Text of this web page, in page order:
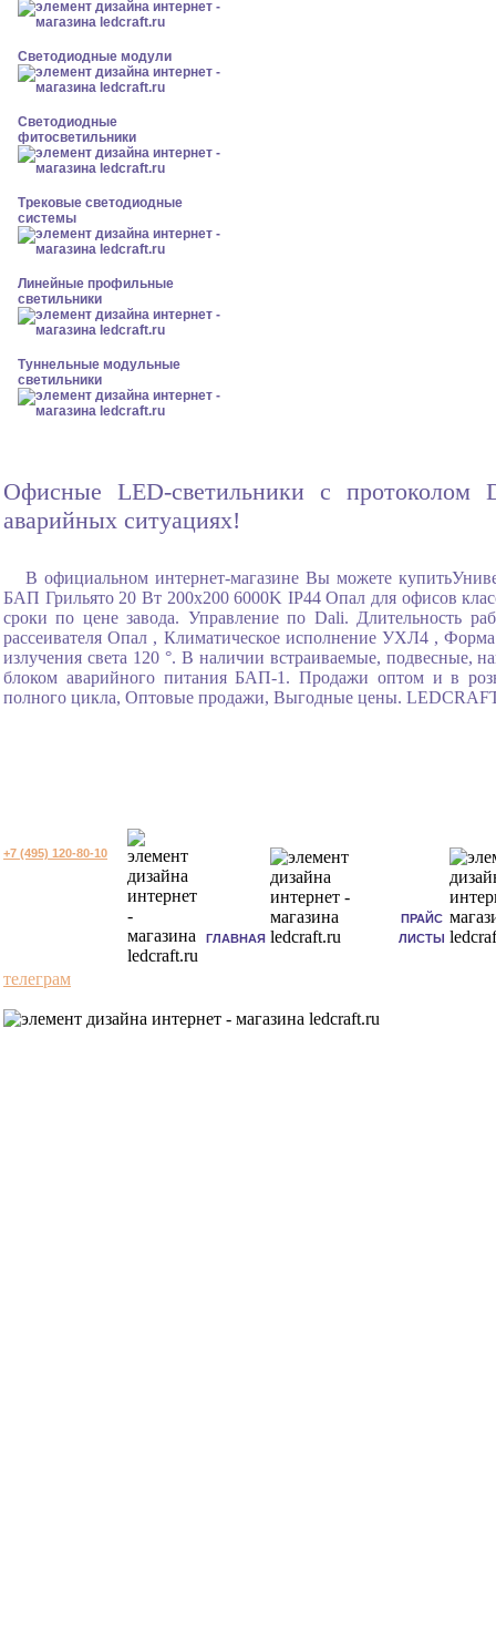
Светодиодные модули
Светодиодные
фитосветильники
Трековые светодиодные
системы
Линейные профильные
светильники
Туннельные модульные
светильники
Офисные LED-светильники с
аварийных ситуациях!
В официальном интернет-магазине Вы можете
БАП Грильято 20 Вт 200x200 6000K IP44 Опал для офисов
сроки по цене завода. Управление по Dali. Длительность
рассеивателя Опал , Климатическое исполнение УХЛ4 ,
излучения света 120 °. В наличии встраиваемые, подвесные,
блоком аварийного питания БАП-1. Продажи оптом и в
полного цикла, Оптовые продажи, Выгодные цены. LEDCRAFT
+7 (495) 120-80-10
ГЛАВНАЯ
ПРАЙС
ЛИСТЫ
телеграм